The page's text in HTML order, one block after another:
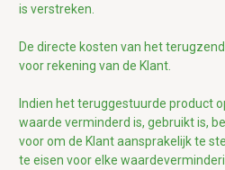
is verstreken.
De directe kosten van het
voor rekening van de Klant.
Indien het teruggestuurde product
waarde verminderd is, gebruikt is,
voor om de Klant aansprakelijk te
te eisen voor elke